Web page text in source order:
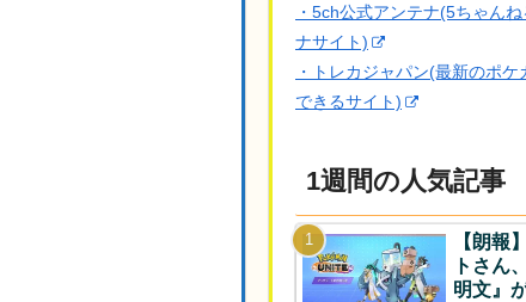
・5ch公式アンテナ(5ちゃん
ナサイト)
・トレカジャパン(最新のポ
できるサイト)
1週間の人気記事
【朗報
トさん
明文』